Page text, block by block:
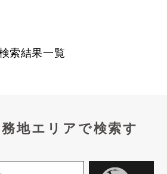
索結果一覧
地エリアで検索す